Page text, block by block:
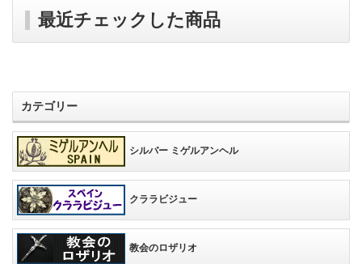
最近チェックした商品
カテゴリー
シルバー ミゲルアンヘル
クララビジュー
教会のロザリオ